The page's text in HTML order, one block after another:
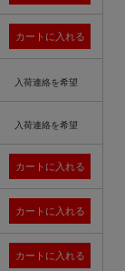
入荷連絡を希望
入荷連絡を希望